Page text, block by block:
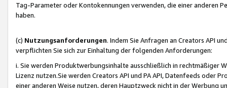
Tag-Parameter oder Kontokennungen verwenden, die einer anderen
haben.
(c) Nutzungsanforderungen. Indem Sie Anfragen an Creators API
verpflichten Sie sich zur Einhaltung der folgenden Anforderungen:
i. Sie werden Produktwerbungsinhalte ausschließlich in rechtmäßiger
Lizenz nutzen.Sie werden Creators API und PA API, Datenfeeds oder
einer anderen Weise nutzen, deren Hauptzweck nicht in der Werbung